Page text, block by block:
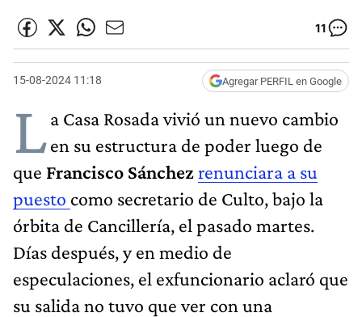
11
15-08-2024 11:18 Agregar PERFIL en Google
La Casa Rosada vivió un nuevo cambio
en su estructura de poder luego de
que Francisco Sánchezrenunciara a su
puesto como secretario de Culto, bajo la
órbita de Cancillería, el pasado martes.
Días después, y en medio de
especulaciones, el exfuncionario aclaró que
su salida no tuvo que ver con una